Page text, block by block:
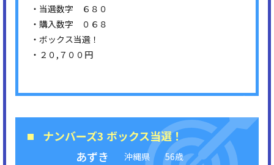
・当選数字 ６８０
・購入数字 ０６８
・ボックス当選！
・２０,７００円
ナンバーズ3 ボックス当選！
あずき
沖縄県 56歳